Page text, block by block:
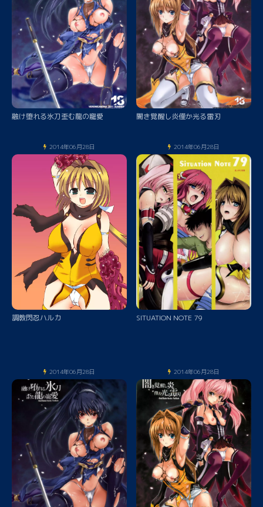
融け堕れる氷刀歪む龍の寵愛 闇き覚醒し炎僅か光る雷刃
2014年06月28日
調教閃忍ハルカ
2014年06月28日
SITUATION NOTE 79
2014年06月28日 2014年06月28日